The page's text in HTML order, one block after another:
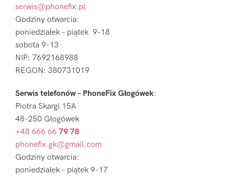
serwis@phonefix.pl
Godziny otwarcia:
poniedziałek – piątek 9-18
sobota 9-13
NIP: 7692168988
REGON: 380731019
Serwis telefonów – PhoneFix Głogówek:
Piotra Skargi 15A
48-250 Głogówek
+48 666 66 79 78
phonefix.gk@gmail.com
Godziny otwarcia:
poniedziałek – piątek 9-17